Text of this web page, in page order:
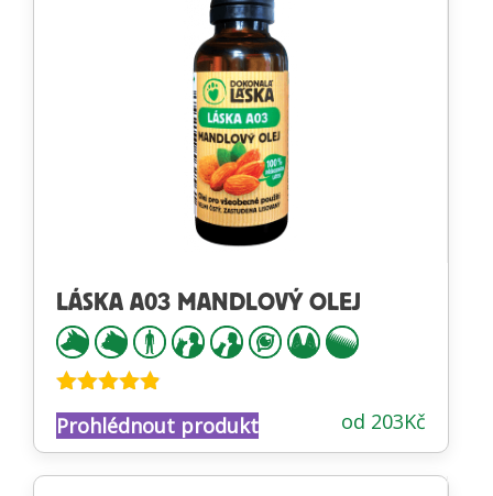
LÁSKA A03 MANDLOVÝ OLEJ
Hodnocení
4.81z 5 od 203Kč
Prohlédnout produkt